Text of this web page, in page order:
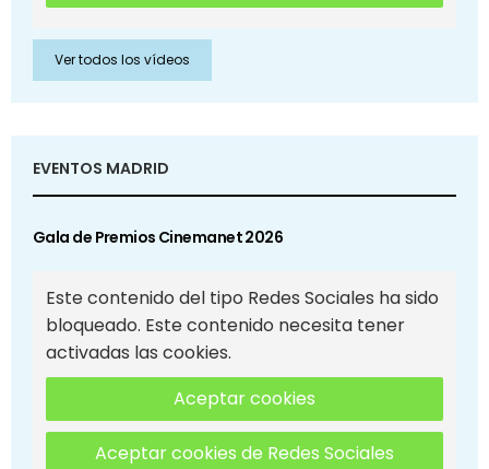
Ver todos los vídeos
EVENTOS MADRID
Gala de Premios Cinemanet 2026
Este contenido del tipo Redes Sociales ha sido
bloqueado. Este contenido necesita tener
activadas las cookies.
Aceptar cookies
Aceptar cookies de Redes Sociales